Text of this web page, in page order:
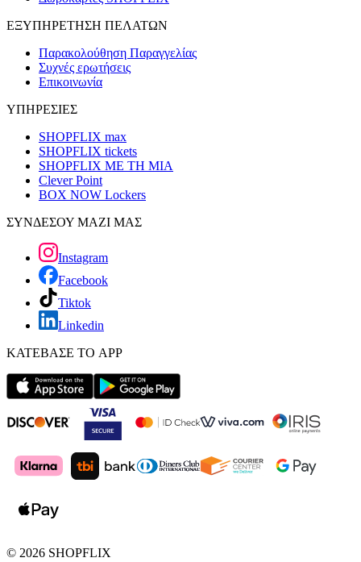
ΕΞΥΠΗΡΕΤΗΣΗ ΠΕΛΑΤΩΝ
Παρακολούθηση Παραγγελίας
Συχνές ερωτήσεις
Επικοινωνία
ΥΠΗΡΕΣΙΕΣ
SHOPFLIX max
SHOPFLIX tickets
SHOPFLIX ΜΕ ΤΗ ΜΙΑ
Clever Point
BOX NOW Lockers
ΣΥΝΔΕΣΟΥ ΜΑΖΙ ΜΑΣ
Instagram
Facebook
Tiktok
Linkedin
ΚΑΤΕΒΑΣΕ ΤΟ APP
© 2026 SHOPFLIX